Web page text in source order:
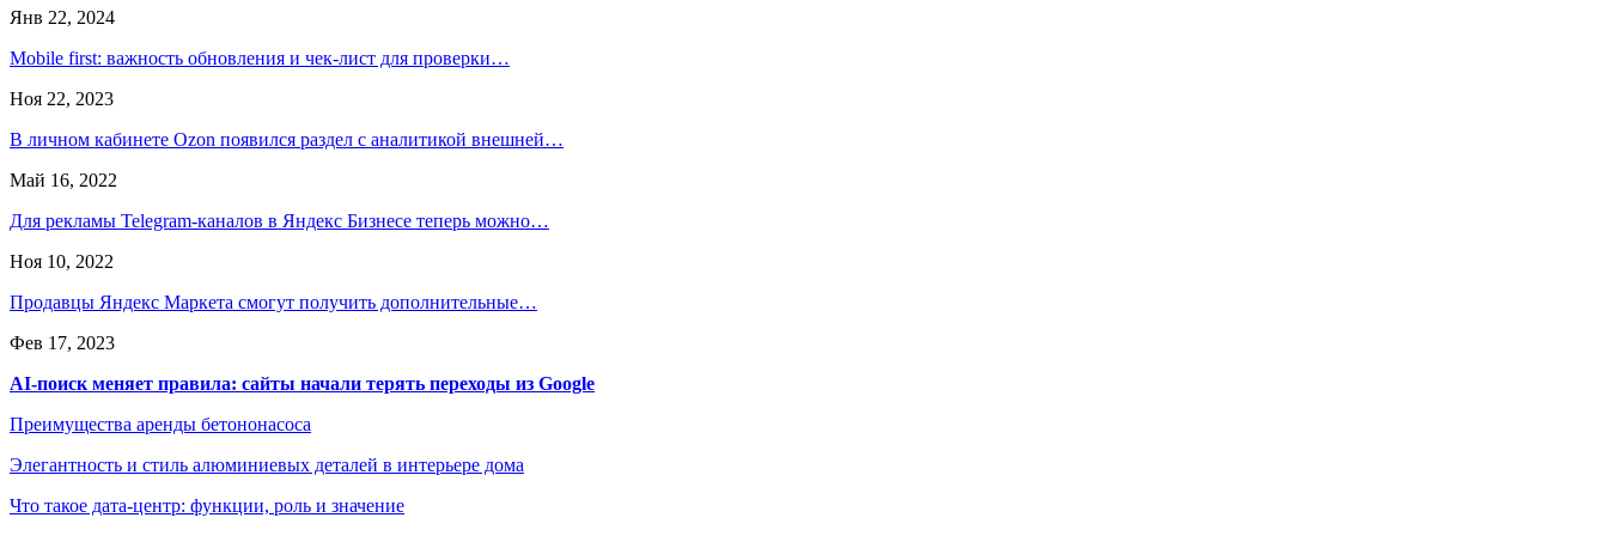
Янв 22, 2024
Mobile first: важность обновления и чек-лист для проверки…
Ноя 22, 2023
В личном кабинете Ozon появился раздел с аналитикой внешней…
Май 16, 2022
Для рекламы Telegram-каналов в Яндекс Бизнесе теперь можно…
Ноя 10, 2022
Продавцы Яндекс Маркета cмогут получить дополнительные…
Фев 17, 2023
AI-поиск меняет правила: сайты начали терять переходы из Google
Преимущества аренды бетононасоса
Элегантность и стиль алюминиевых деталей в интерьере дома
Что такое дата-центр: функции, роль и значение